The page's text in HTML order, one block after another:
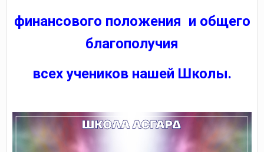
финансового положения и общего
благополучия
всех учеников нашей Школы.